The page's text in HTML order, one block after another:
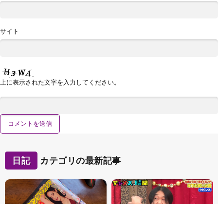
サイト
上に表示された文字を入力してください。
日記 カテゴリの最新記事